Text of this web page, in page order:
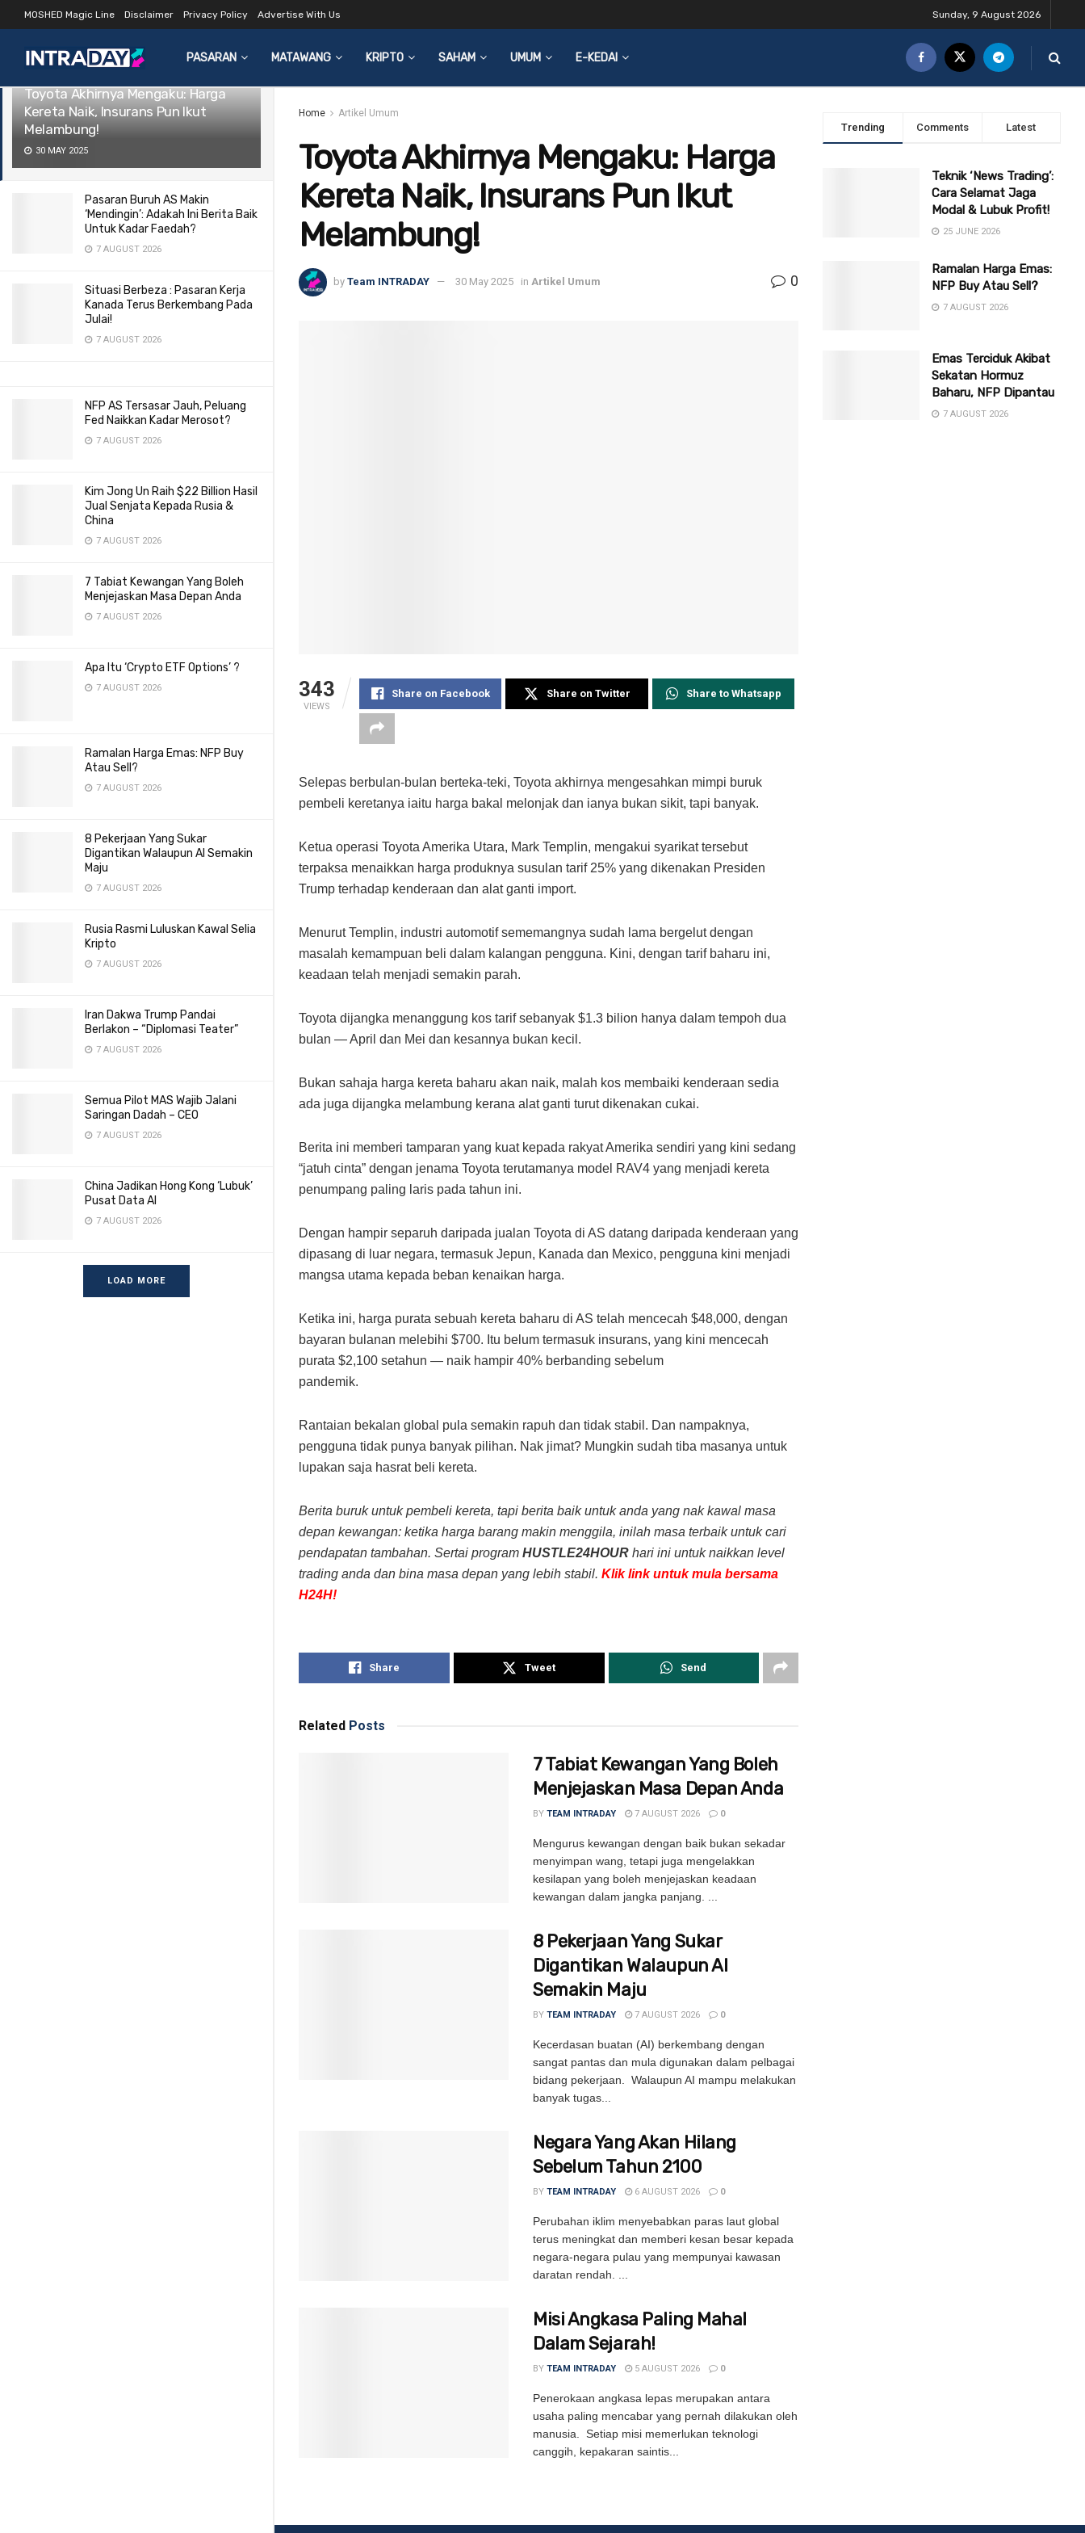
LATEST TRENDING Filter
Toyota Akhirnya Mengaku: Harga
Kereta Naik, Insurans Pun Ikut
Melambung!
30 MAY 2025
Pasaran Buruh AS Makin
‘Mendingin’: Adakah Ini Berita Baik
Untuk Kadar Faedah?
7 AUGUST 2026
Situasi Berbeza : Pasaran Kerja
Kanada Terus Berkembang Pada
Julai!
7 AUGUST 2026
NFP AS Tersasar Jauh, Peluang
Fed Naikkan Kadar Merosot?
7 AUGUST 2026
Kim Jong Un Raih $22 Billion Hasil
Jual Senjata Kepada Rusia &
China
7 AUGUST 2026
7 Tabiat Kewangan Yang Boleh
Menjejaskan Masa Depan Anda
7 AUGUST 2026
Apa Itu ‘Crypto ETF Options’ ?
7 AUGUST 2026
Ramalan Harga Emas: NFP Buy
Atau Sell?
7 AUGUST 2026
8 Pekerjaan Yang Sukar
Digantikan Walaupun AI Semakin
Maju
7 AUGUST 2026
Rusia Rasmi Luluskan Kawal Selia
Kripto
7 AUGUST 2026
Iran Dakwa Trump Pandai
Berlakon – “Diplomasi Teater”
7 AUGUST 2026
Semua Pilot MAS Wajib Jalani
Saringan Dadah – CEO
7 AUGUST 2026
China Jadikan Hong Kong ‘Lubuk’
Pusat Data AI
7 AUGUST 2026
LOAD MORE
MOSHED Magic Line Disclaimer Privacy Policy Advertise With Us Sunday, 9 August 2026
PASARAN MATAWANG KRIPTO SAHAM UMUM E-KEDAI
Home Artikel Umum
Toyota Akhirnya Mengaku: Harga
Kereta Naik, Insurans Pun Ikut
Melambung!
by Team INTRADAY 30 May 2025 in Artikel Umum 0
343
VIEWS
Share on Facebook Share on Twitter Share to Whatsapp
Selepas berbulan-bulan berteka-teki, Toyota akhirnya mengesahkan mimpi buruk
pembeli keretanya iaitu harga bakal melonjak dan ianya bukan sikit, tapi banyak.
Ketua operasi Toyota Amerika Utara, Mark Templin, mengakui syarikat tersebut
terpaksa menaikkan harga produknya susulan tarif 25% yang dikenakan Presiden
Trump terhadap kenderaan dan alat ganti import.
Menurut Templin, industri automotif sememangnya sudah lama bergelut dengan
masalah kemampuan beli dalam kalangan pengguna. Kini, dengan tarif baharu ini,
keadaan telah menjadi semakin parah.
Toyota dijangka menanggung kos tarif sebanyak $1.3 bilion hanya dalam tempoh dua
bulan — April dan Mei dan kesannya bukan kecil.
Bukan sahaja harga kereta baharu akan naik, malah kos membaiki kenderaan sedia
ada juga dijangka melambung kerana alat ganti turut dikenakan cukai.
Berita ini memberi tamparan yang kuat kepada rakyat Amerika sendiri yang kini sedang
“jatuh cinta” dengan jenama Toyota terutamanya model RAV4 yang menjadi kereta
penumpang paling laris pada tahun ini.
Dengan hampir separuh daripada jualan Toyota di AS datang daripada kenderaan yang
dipasang di luar negara, termasuk Jepun, Kanada dan Mexico, pengguna kini menjadi
mangsa utama kepada beban kenaikan harga.
Ketika ini, harga purata sebuah kereta baharu di AS telah mencecah $48,000, dengan
bayaran bulanan melebihi $700. Itu belum termasuk insurans, yang kini mencecah
purata $2,100 setahun — naik hampir 40% berbanding sebelum
pandemik.
Rantaian bekalan global pula semakin rapuh dan tidak stabil. Dan nampaknya,
pengguna tidak punya banyak pilihan. Nak jimat? Mungkin sudah tiba masanya untuk
lupakan saja hasrat beli kereta.
Berita buruk untuk pembeli kereta, tapi berita baik untuk anda yang nak kawal masa
depan kewangan: ketika harga barang makin menggila, inilah masa terbaik untuk cari
pendapatan tambahan. Sertai program HUSTLE24HOUR hari ini untuk naikkan level
trading anda dan bina masa depan yang lebih stabil. Klik link untuk mula bersama
H24H!
Share Tweet Send
Related Posts
7 Tabiat Kewangan Yang Boleh
Menjejaskan Masa Depan Anda
BY TEAM INTRADAY 7 AUGUST 2026 0
Mengurus kewangan dengan baik bukan sekadar
menyimpan wang, tetapi juga mengelakkan
kesilapan yang boleh menjejaskan keadaan
kewangan dalam jangka panjang. ...
8 Pekerjaan Yang Sukar
Digantikan Walaupun AI
Semakin Maju
BY TEAM INTRADAY 7 AUGUST 2026 0
Kecerdasan buatan (AI) berkembang dengan
sangat pantas dan mula digunakan dalam pelbagai
bidang pekerjaan. Walaupun AI mampu melakukan
banyak tugas...
Negara Yang Akan Hilang
Sebelum Tahun 2100
BY TEAM INTRADAY 6 AUGUST 2026 0
Perubahan iklim menyebabkan paras laut global
terus meningkat dan memberi kesan besar kepada
negara-negara pulau yang mempunyai kawasan
daratan rendah. ...
Misi Angkasa Paling Mahal
Dalam Sejarah!
BY TEAM INTRADAY 5 AUGUST 2026 0
Penerokaan angkasa lepas merupakan antara
usaha paling mencabar yang pernah dilakukan oleh
manusia. Setiap misi memerlukan teknologi
canggih, kepakaran saintis...
Trending Comments Latest
Teknik ‘News Trading’:
Cara Selamat Jaga
Modal & Lubuk Profit!
25 JUNE 2026
Ramalan Harga Emas:
NFP Buy Atau Sell?
7 AUGUST 2026
Emas Terciduk Akibat
Sekatan Hormuz
Baharu, NFP Dipantau
7 AUGUST 2026